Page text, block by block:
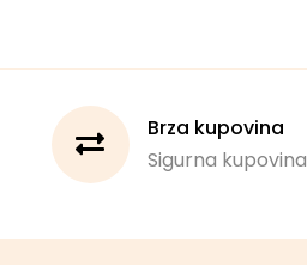
Brza kupovina
Sigurna kupovina